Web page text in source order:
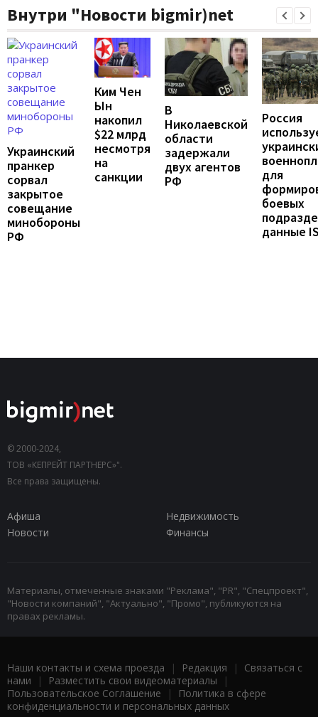
Внутри "Новости bigmir)net
Украинский
пранкер
сорвал
закрытое
совещание
минобороны
РФ
Ким Чен
Ын
накопил
$22 млрд
несмотря
на
санкции
В
Николаевской
области
задержали
двух агентов
РФ
Россия
для
боевых
данные
© 2000-2024,
ТОВ «КЕПРЕЙТ ПАРТНЕРС»".
Все права защищены.
Афиша
Недвижимость
Новости
Финансы
Материалы, отмеченные знаками "Реклама", "PR", "Спецпроект",
"Новости компаний", "Актуально", "Промо", публикуются на
правах рекламы.
Наши контакты и схема проезда | Редакция | Связаться с
нами | Разместить свои видеоматериалы |
Пользовательское Соглашение |
Политика в сфере
конфиденциальности и персональных данных